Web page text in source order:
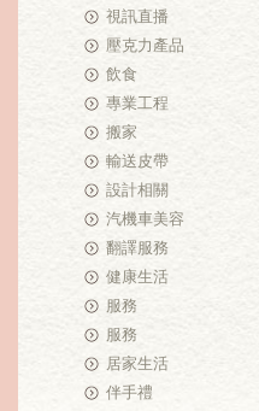
視訊直播
壓克力產品
飲食
專業工程
搬家
輸送皮帶
設計相關
汽機車美容
翻譯服務
健康生活
服務
服務
居家生活
伴手禮